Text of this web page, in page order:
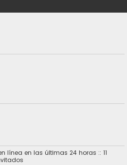
línea en las últimas 24 horas :: 11